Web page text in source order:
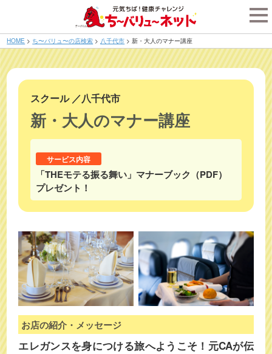
HOME > ち〜バリュ〜の店検索 > 八千代市 >新・大人のマナー講座
スクール ／八千代市
新・大人のマナー講座
サービス内容
「THEモテる振る舞い」マナーブック（PDF）
プレゼント！
お店の紹介・メッセージ
エレガンスを身につける旅へようこそ！元CAが伝